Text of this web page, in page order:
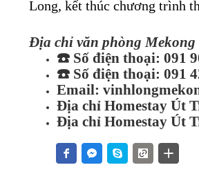
Long, kết thúc chương trình
Địa chỉ văn phòng
☎️ Số điện thoại: 091
☎️ Số điện thoại: 091
Email:
Địa chỉ Homestay Út
Địa chỉ Homestay Út